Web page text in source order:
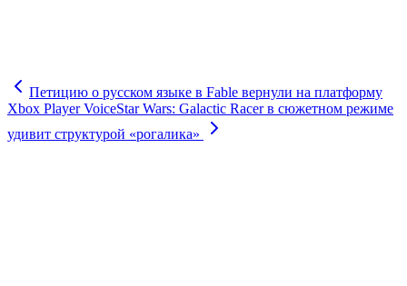
Петицию о русском языке в Fable вернули на платформу
Xbox Player VoiceStar Wars: Galactic Racer в сюжетном режиме
удивит структурой «рогалика»